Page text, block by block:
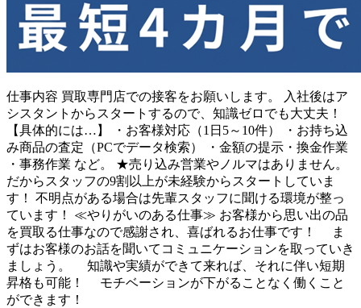
仕事内容 買取専門店での接客をお願いします。 入社後はア
シスタントからスタートするので、知識ゼロでも大丈夫！
【具体的には…】 ・お客様対応（1日5～10件） ・お持ち込
み商品の査定（PCでデータ検索） ・金額の提示・換金作業
・事務作業 など。 ★売り込み営業やノルマはありません。
だからスタッフの9割以上が未経験からスタートしていま
す！ 不明点がある場合は先輩スタッフに聞ける環境が整っ
ています！ ≪やりがいのある仕事≫ お客様から思い出の品
を買取る仕事なので感謝され、喜ばれるお仕事です！ ま
ずはお客様のお話を聞いてコミュニケーションを取っていき
ましょう。 知識や実績ができて来れば、それに伴い短期
昇格も可能！ モチベーションが下がることなく働くこと
ができます！